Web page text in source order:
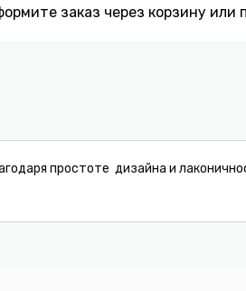
заказ через корзину или
простоте дизайна и